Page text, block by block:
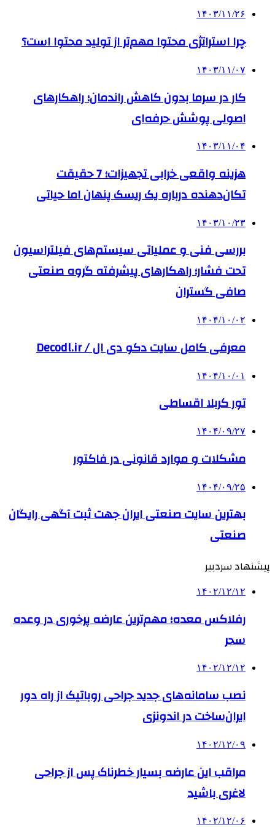
۱۴۰۳/۱۱/۲۶
چرا استراتژی محتوا مهم‌تر از تولید محتوا است؟
۱۴۰۳/۱۱/۰۷
کار در سرما بدون کاهش راندمان؛ راهکارهای
اصولی پوشش حرفه‌ای
۱۴۰۳/۱۱/۰۴
هزینه واقعی خرابی تجهیزات؛ 7 حقیقت
تکان‌دهنده درباره یک ریسک پنهان اما حیاتی
۱۴۰۳/۱۰/۲۳
بررسی فنی و عملیاتی سیستم‌های فیلتراسیون
تحت فشار؛ راهکارهای پیشرفته گروه صنعتی
صافی گستران
۱۴۰۴/۱۰/۰۲
معرفی کامل سایت دکو دی ال / Decodl.ir
۱۴۰۴/۱۰/۰۱
تور کربلا اقساطی
۱۴۰۴/۰۹/۲۷
مشکلات و موارد قانونی در فاکتور
۱۴۰۴/۰۹/۲۵
بهترین ‌سایت صنعتی ایران جهت ثبت آگهی رایگان
صنعتی
پیشنهاد سردبیر
۱۴۰۲/۱۲/۱۲
رفلاکس معده؛ مهم‌ترین عارضه پرخوری در وعده
سحر
۱۴۰۲/۱۲/۱۲
نصب سامانه‌های جدید جراحی روباتیک از راه دور
ایران‌ساخت در اندونزی
۱۴۰۲/۱۲/۰۹
مراقب این عارضه بسیار خطرناک پس از جراحی
لاغری باشید
۱۴۰۲/۱۲/۰۶